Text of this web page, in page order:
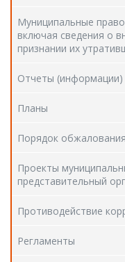
Муниципальные
включая сведения о
признании их
Отчеты (информации)
Планы
Порядок
Проекты
представительный
Противодействие
Регламенты